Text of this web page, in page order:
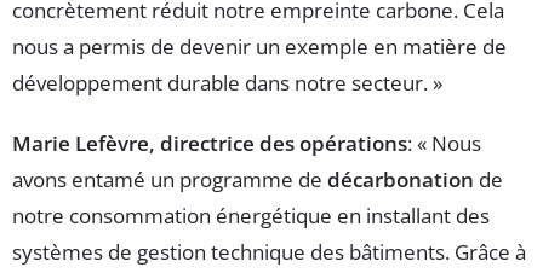
concrètement réduit notre empreinte carbone. Cela
nous a permis de devenir un exemple en matière de
développement durable dans notre secteur. »
Marie Lefèvre, directrice des opérations: « Nous
avons entamé un programme de décarbonation de
notre consommation énergétique en installant des
systèmes de gestion technique des bâtiments. Grâce à